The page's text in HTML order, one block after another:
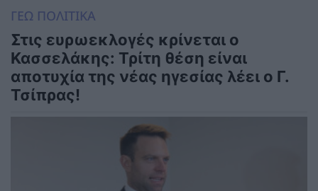
ΓΕΩ ΠΟΛΙΤΙΚΑ
Στις ευρωεκλογές κρίνεται ο
Κασσελάκης: Τρίτη θέση είναι
αποτυχία της νέας ηγεσίας λέει ο Γ.
Τσίπρας!